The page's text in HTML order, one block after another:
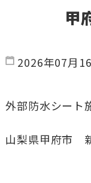
甲
2026年07月
外部防水シート
山梨県甲府市